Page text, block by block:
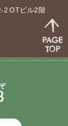
2 OTビル2階